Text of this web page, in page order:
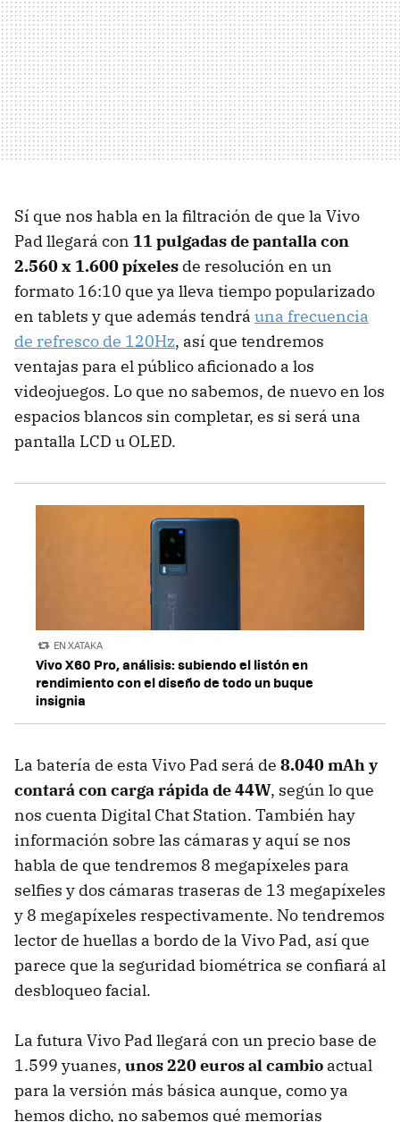
Sí que nos habla en la filtración de que la Vivo
Pad llegará con 11 pulgadas de pantalla con
2.560 x 1.600 píxeles de resolución en un
formato 16:10 que ya lleva tiempo popularizado
en tablets y que además tendrá una frecuencia
de refresco de 120Hz, así que tendremos
ventajas para el público aficionado a los
videojuegos. Lo que no sabemos, de nuevo en los
espacios blancos sin completar, es si será una
pantalla LCD u OLED.
EN XATAKA
Vivo X60 Pro, análisis: subiendo el listón en
rendimiento con el diseño de todo un buque
insignia
La batería de esta Vivo Pad será de 8.040 mAh y
contará con carga rápida de 44W, según lo que
nos cuenta Digital Chat Station. También hay
información sobre las cámaras y aquí se nos
habla de que tendremos 8 megapíxeles para
selfies y dos cámaras traseras de 13 megapíxeles
y 8 megapíxeles respectivamente. No tendremos
lector de huellas a bordo de la Vivo Pad, así que
parece que la seguridad biométrica se confiará al
desbloqueo facial.
La futura Vivo Pad llegará con un precio base de
1.599 yuanes, unos 220 euros al cambio actual
para la versión más básica aunque, como ya
hemos dicho, no sabemos qué memorias